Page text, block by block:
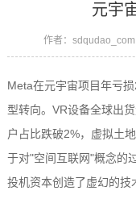
元宇
作者：sdqudao_com
Meta在元宇宙项目年亏
型转向。VR设备全球出
户占比跌破2%，虚拟土
于对"空间互联网"概念的
投机资本创造了虚幻的